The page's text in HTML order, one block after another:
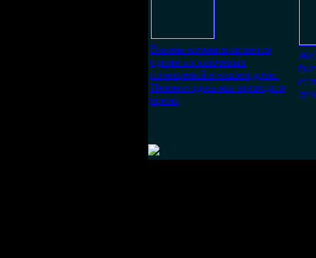
Ванная комната является
одним из ключевых
помещений в нашем доме.
Именно здесь мы проводим
время,